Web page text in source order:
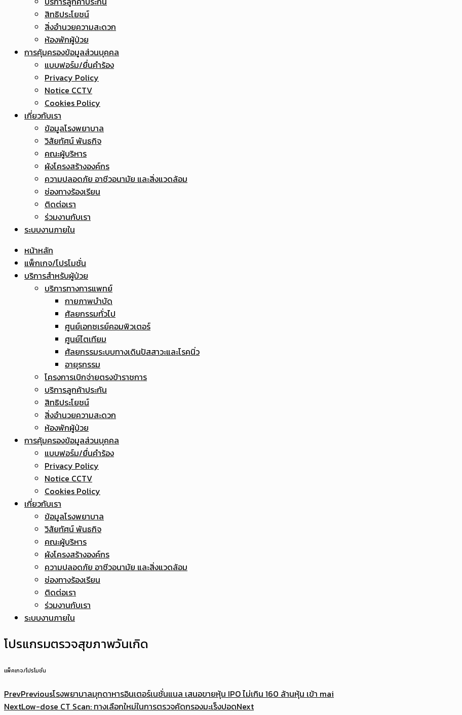
สิทธิประโยชน์
สิ่งอำนวยความสะดวก
ห้องพักผู้ป่วย
การคุ้มครองข้อมูลส่วนบุคคล
แบบฟอร์ม/ยื่นคำร้อง
Privacy Policy
Notice CCTV
Cookies Policy
เกี่ยวกับเรา
ข้อมูลโรงพยาบาล
วิสัยทัศน์ พันธกิจ
คณะผู้บริหาร
ผังโครงสร้างองค์กร
ความปลอดภัย อาชีวอนามัย และสิ่งแวดล้อม
ช่องทางร้องเรียน
ติดต่อเรา
ร่วมงานกับเรา
ระบบงานภายใน
หน้าหลัก
แพ็กเกจ/โปรโมชั่น
บริการสำหรับผู้ป่วย
บริการทางการแพทย์
กายภาพบำบัด
ศัลยกรรมทั่วไป
ศูนย์เอกซเรย์คอมพิวเตอร์
ศูนย์ไตเทียม
ศัลยกรรมระบบทางเดินปัสสาวะและโรคนิ่ว
อายุรกรรม
โครงการเบิกจ่ายตรงข้าราชการ
บริการลูกค้าประกัน
สิทธิประโยชน์
สิ่งอำนวยความสะดวก
ห้องพักผู้ป่วย
การคุ้มครองข้อมูลส่วนบุคคล
แบบฟอร์ม/ยื่นคำร้อง
Privacy Policy
Notice CCTV
Cookies Policy
เกี่ยวกับเรา
ข้อมูลโรงพยาบาล
วิสัยทัศน์ พันธกิจ
คณะผู้บริหาร
ผังโครงสร้างองค์กร
ความปลอดภัย อาชีวอนามัย และสิ่งแวดล้อม
ช่องทางร้องเรียน
ติดต่อเรา
ร่วมงานกับเรา
ระบบงานภายใน
โปรแกรมตรวจสุขภาพวันเกิด
แพ็คเกจ/โปรโมชั่น
PrevPreviousโรงพยาบาลมุกดาหารอินเตอร์เนชั่นแนล เสนอขายหุ้น IPO ไม่เกิน 160 ล้านหุ้น เข้า mai
NextLow-dose CT Scan: ทางเลือกใหม่ในการตรวจคัดกรองมะเร็งปอดNext